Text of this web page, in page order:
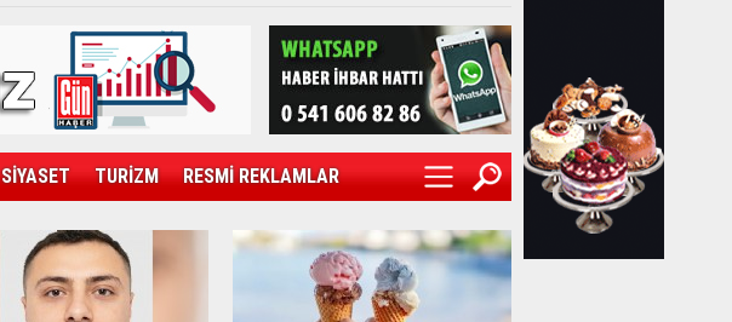
SİYASET TURİZM RESMİ REKLAMLAR